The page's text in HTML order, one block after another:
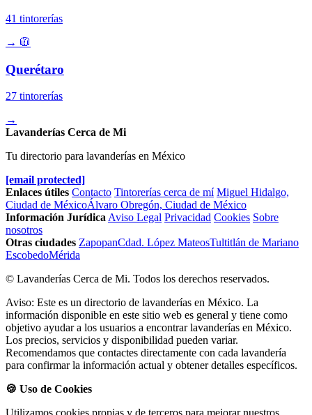
41 tintorerías
→ 🧥
Querétaro
27 tintorerías
→
Lavanderías Cerca de Mi
Tu directorio para lavanderías en México
[email protected]
Enlaces útiles Contacto Tintorerías cerca de mí Miguel Hidalgo,
Ciudad de MéxicoÁlvaro Obregón, Ciudad de México
Información JurídicaAviso Legal Privacidad Cookies Sobre
nosotros
Otras ciudades ZapopanCdad. López MateosTultitlán de Mariano
EscobedoMérida
© Lavanderías Cerca de Mi. Todos los derechos reservados.
Aviso: Este es un directorio de lavanderías en México. La
información disponible en este sitio web es general y tiene como
objetivo ayudar a los usuarios a encontrar lavanderías en México.
Los precios, servicios y disponibilidad pueden variar.
Recomendamos que contactes directamente con cada lavandería
para confirmar la información actual y obtener detalles específicos.
🍪 Uso de Cookies